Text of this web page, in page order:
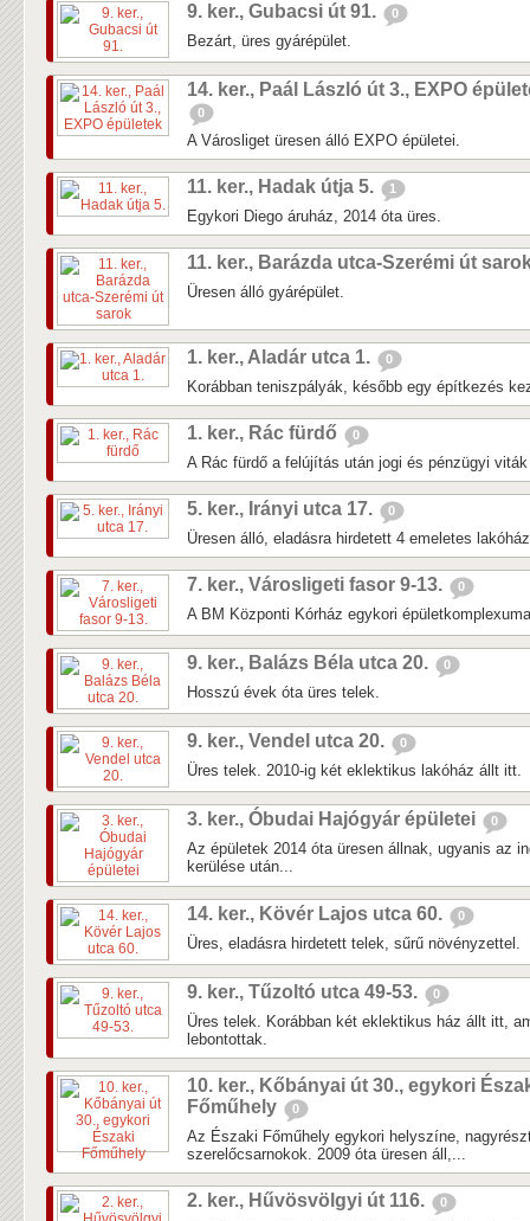
9. ker., Gubacsi út 91. 0
Bezárt, üres gyárépület.
14. ker., Paál László út 3., EXPO
0
A Városliget üresen álló EXPO épületei.
11. ker., Hadak útja 5. 1
Egykori Diego áruház, 2014 óta üres.
11. ker., Barázda utca-Szerémi út
Üresen álló gyárépület.
1. ker., Aladár utca 1. 0
Korábban teniszpályák, később egy építkezés
1. ker., Rác fürdő 0
A Rác fürdő a felújítás után jogi és pénzügyi
5. ker., Irányi utca 17. 0
Üresen álló, eladásra hirdetett 4 emeletes
7. ker., Városligeti fasor 9-13. 0
A BM Központi Kórház egykori
9. ker., Balázs Béla utca 20. 0
Hosszú évek óta üres telek.
9. ker., Vendel utca 20. 0
Üres telek. 2010-ig két eklektikus lakóház állt itt.
3. ker., Óbudai Hajógyár épületei 0
Az épületek 2014 óta üresen állnak, ugyanis az
kerülése után...
14. ker., Kövér Lajos utca 60. 0
Üres, eladásra hirdetett telek, sűrű növényzettel.
9. ker., Tűzoltó utca 49-53. 0
Üres telek. Korábban két eklektikus ház állt itt,
lebontottak.
10. ker., Kőbányai út 30., egykori
Főműhely
0
Az Északi Főműhely egykori helyszíne,
szerelőcsarnokok. 2009 óta üresen áll,...
2. ker., Hűvösvölgyi út 116. 0